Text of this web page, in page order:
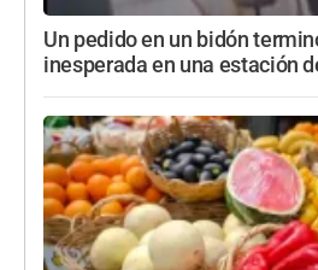
Un pedido en un bidón
inesperada en una estación